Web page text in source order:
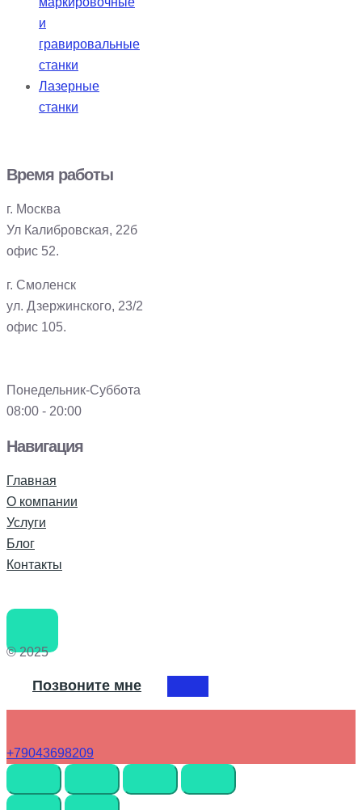
и
гравировальные
станки
Лазерные
станки
Время работы
г. Москва
Ул Калибровская, 22б
офис 52.
г. Смоленск
ул. Дзержинского, 23/2
офис 105.
Понедельник-Суббота
08:00 - 20:00
Навигация
Главная
О компании
Услуги
Блог
Контакты
© 2025
Позвоните мне
+79043698209